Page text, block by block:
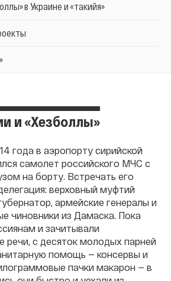
в Украине и «такийя»
и «Хезболлы»
года в аэропорту сирийской
самолет российского МЧС с
на борту. Встречать его
верховный муфтий
армейские генералы и
чиновники из Дамаска. Пока
и зачитывали
речи, с десяток молодых парней
помощь — консервы и
пачки макарон — в